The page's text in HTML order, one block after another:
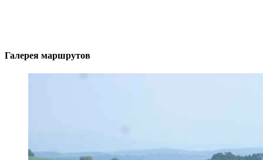
Галерея маршрутов